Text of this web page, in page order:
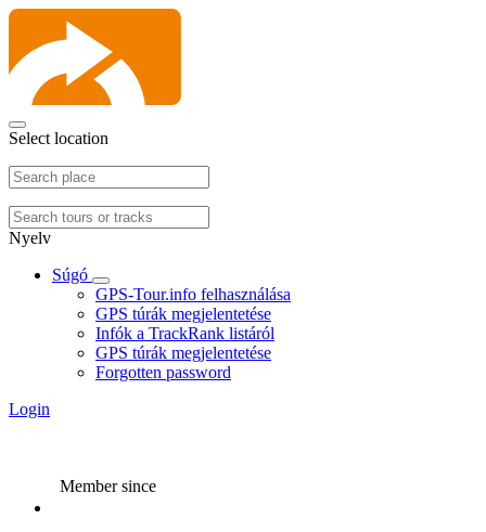
Select location
Nyelv
Súgó
GPS-Tour.info felhasználása
GPS túrák megjelentetése
Infók a TrackRank listáról
GPS túrák megjelentetése
Forgotten password
Login
Member since